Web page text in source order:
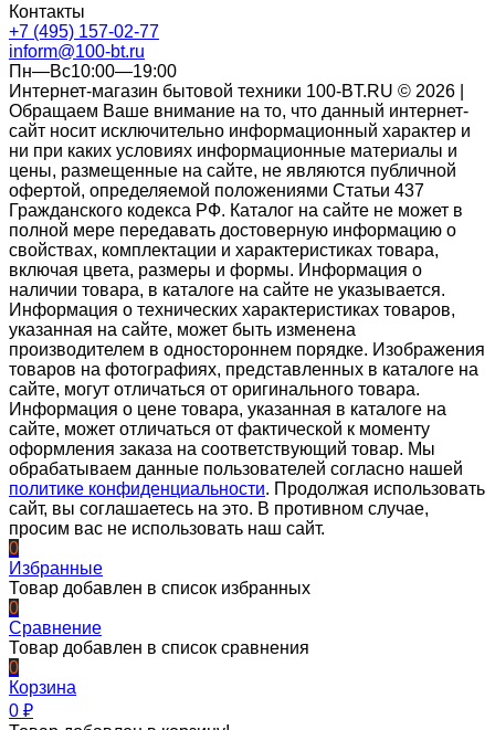
Контакты
+7 (495) 157-02-77
inform@100-bt.ru
Пн—Вс10:00—19:00
Интернет-магазин бытовой техники 100-BT.RU © 2026 |
Обращаем Ваше внимание на то, что данный интернет-
сайт носит исключительно информационный характер и
ни при каких условиях информационные материалы и
цены, размещенные на сайте, не являются публичной
офертой, определяемой положениями Статьи 437
Гражданского кодекса РФ. Каталог на сайте не может в
полной мере передавать достоверную информацию о
свойствах, комплектации и характеристиках товара,
включая цвета, размеры и формы. Информация о
наличии товара, в каталоге на сайте не указывается.
Информация о технических характеристиках товаров,
указанная на сайте, может быть изменена
производителем в одностороннем порядке. Изображения
товаров на фотографиях, представленных в каталоге на
сайте, могут отличаться от оригинального товара.
Информация о цене товара, указанная в каталоге на
сайте, может отличаться от фактической к моменту
оформления заказа на соответствующий товар. Мы
обрабатываем данные пользователей согласно нашей
политике конфиденциальности. Продолжая использовать
сайт, вы соглашаетесь на это. В противном случае,
просим вас не использовать наш сайт.
0
Избранные
Товар добавлен в список избранных
0
Сравнение
Товар добавлен в список сравнения
0
Корзина
0 ₽